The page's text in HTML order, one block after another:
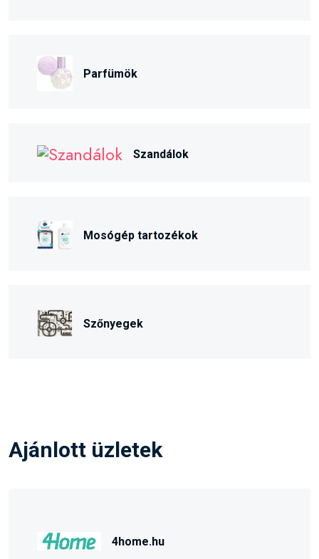
Parfümök
Szandálok
Mosógép tartozékok
Szőnyegek
Ajánlott üzletek
4home.hu